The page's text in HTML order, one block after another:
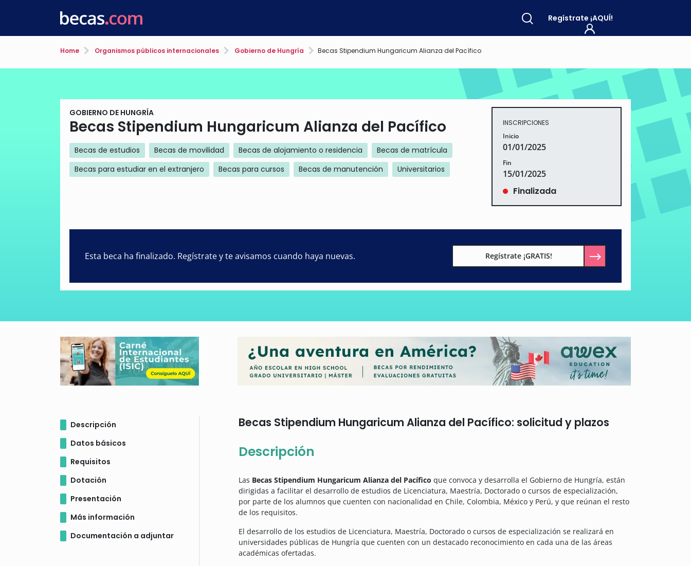
Regístrate ¡AQUÍ!
Home Organismos públicos internacionales Gobierno de Hungría Becas Stipendium Hungaricum Alianza del Pacífico
GOBIERNO DE HUNGRÍA
Becas Stipendium Hungaricum Alianza del Pacífico
Becas de estudios Becas de movilidad Becas de alojamiento o residencia
Becas de matrícula
Becas para estudiar en el extranjero
Becas para cursos Becas de manutención Universitarios
INSCRIPCIONES
Inicio
01/01/2025
Fin
15/01/2025
Finalizada
Esta beca ha finalizado. Regístrate y te avisamos cuando haya nuevas. Regístrate ¡GRATIS!
Descripción
Datos básicos
Requisitos
Dotación
Presentación
Más información
Documentación a adjuntar
Becas Stipendium Hungaricum Alianza del Pacífico: solicitud y plazos
Descripción
Las Becas Stipendium Hungaricum Alianza del Pacífico que convoca y desarrolla el Gobierno de Hungría, están
dirigidas a facilitar el desarrollo de estudios de Licenciatura, Maestría, Doctorado o cursos de especialización,
por parte de los alumnos que cuenten con nacionalidad en Chile, Colombia, México y Perú, y que reúnan el resto
de los requisitos.
El desarrollo de los estudios de Licenciatura, Maestría, Doctorado o cursos de especialización se realizará en
universidades públicas de Hungría que cuenten con un destacado reconocimiento en cada una de las áreas
académicas ofertadas.